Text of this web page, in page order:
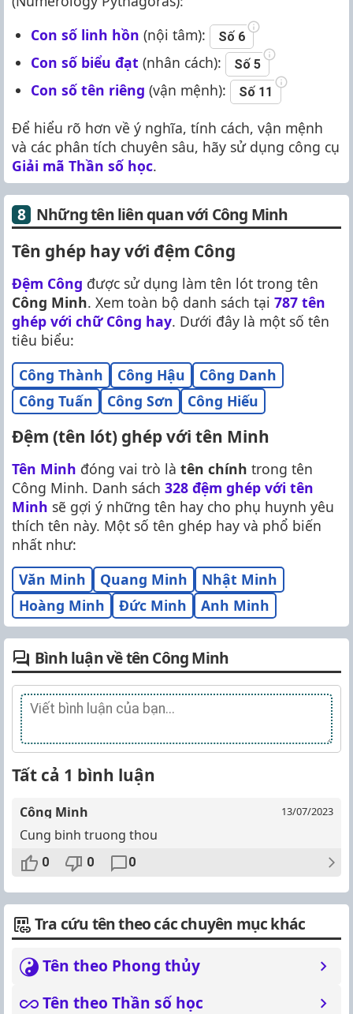
Con số linh hồn (nội tâm): Số 6
Con số biểu đạt (nhân cách): Số 5
Con số tên riêng (vận mệnh): Số 11
Để hiểu rõ hơn về ý nghĩa, tính cách, vận mệnh
và các phân tích chuyên sâu, hãy sử dụng công cụ
Giải mã Thần số học.
Những tên liên quan với Công Minh
Tên ghép hay với đệm Công
Đệm Công được sử dụng làm tên lót trong tên
Công Minh. Xem toàn bộ danh sách tại 787 tên
ghép với chữ Công hay. Dưới đây là một số tên
tiêu biểu:
Công Thành
Công Hậu
Công Danh
Công Tuấn
Công Sơn Công Hiếu
Đệm (tên lót) ghép với tên Minh
Tên Minh đóng vai trò là tên chính trong tên
Công Minh. Danh sách 328 đệm ghép với tên
Minh sẽ gợi ý những tên hay cho phụ huynh yêu
thích tên này. Một số tên ghép hay và phổ biến
nhất như:
Văn Minh
Quang Minh
Nhật Minh
Hoàng Minh
Đức Minh Anh Minh
Bình luận về tên Công Minh
Tất cả 1 bình luận
Công Minh 13/07/2023
Cung binh truong thou
0 0 0
Tra cứu tên theo các chuyên mục khác
Tên theo Phong thủy
Tên theo Thần số học